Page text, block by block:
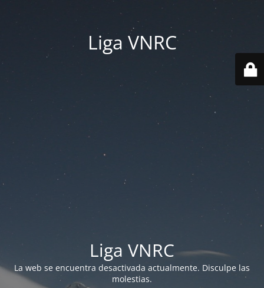
Liga VNRC
Liga VNRC
La web se encuentra desactivada actualmente. Disculpe las
molestias.